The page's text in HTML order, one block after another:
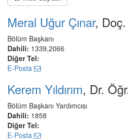
Meral Uğur Çınar, Doç.
Bölüm Başkanı
Dahili: 1339,2066
Diğer Tel:
E-Posta
Kerem Yıldırım, Dr.
Bölüm Başkanı Yardımcısı
Dahili: 1858
Diğer Tel:
E-Posta